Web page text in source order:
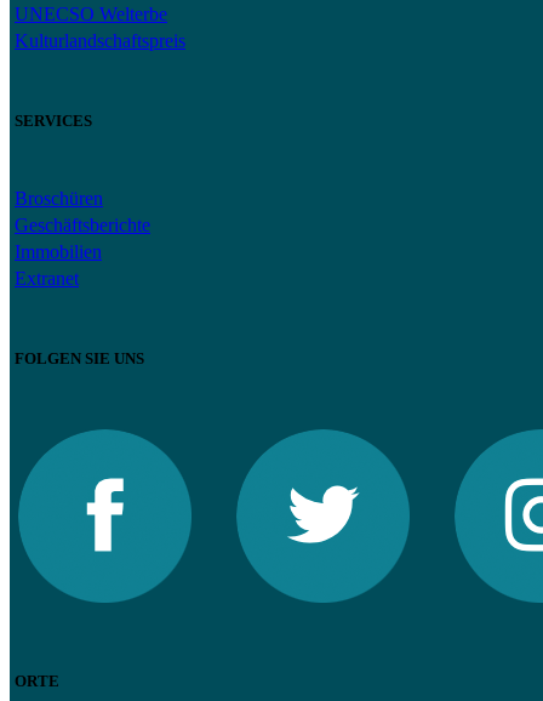
UNECSO Welterbe
Kulturlandschaftspreis
SERVICES
Broschüren
Geschäftsberichte
Immobilien
Extranet
FOLGEN SIE UNS
ORTE